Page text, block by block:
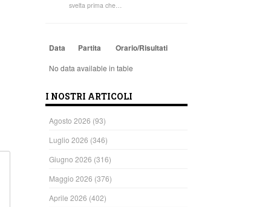
svelta prima che…
Data Partita Orario/Risultati
No data available in table
I NOSTRI ARTICOLI
Agosto 2026 (93)
Luglio 2026 (346)
Giugno 2026 (316)
Maggio 2026 (376)
Aprile 2026 (402)